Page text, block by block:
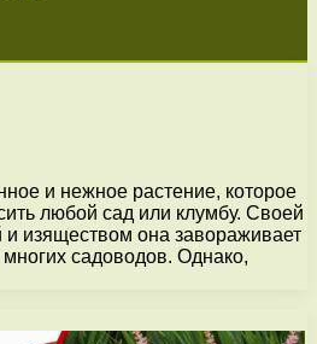
и нежное растение, которое
любой сад или клумбу. Своей
и изяществом она завораживает
садоводов. Однако,